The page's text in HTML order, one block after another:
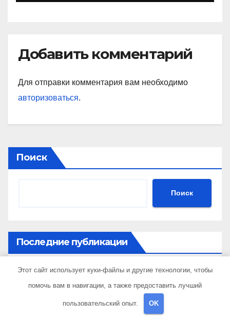
Добавить комментарий
Для отправки комментария вам необходимо
авторизоваться.
Поиск
Поиск
Последние публикации
Критерии выбора страховой компании в 2026
году: надежность и реальные отзывы о
Этот сайт использует куки-файлы и другие технологии, чтобы
помочь вам в навигации, а также предоставить лучший
пользовательский опыт. OK